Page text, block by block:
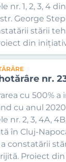
nr. 1, 2, 3, 4
George
stării
din
nr.
cu 500%
cu anul
nr. 2, 3, 4A,
în Cluj-
a constatării
Proiect